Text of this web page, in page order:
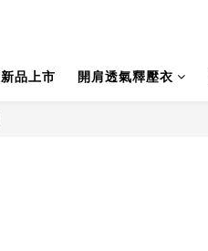
新品上市 開肩透氣釋壓衣